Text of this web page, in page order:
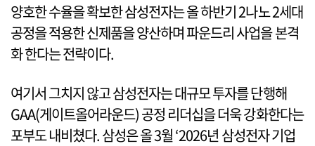
양호한 수율을 확보한 삼성전자는 올 하반기 2나노 2세대
공정을 적용한 신제품을 양산하며 파운드리 사업을 본격
화 한다는 전략이다.
여기서 그치지 않고 삼성전자는 대규모 투자를 단행해
GAA(게이트올어라운드) 공정 리더십을 더욱 강화한다는
포부도 내비쳤다. 삼성은 올 3월 ‘2026년 삼성전자 기업